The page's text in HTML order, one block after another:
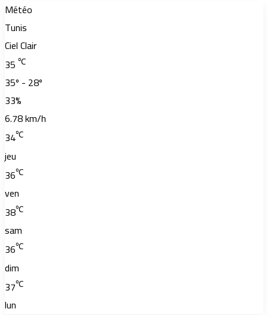
Météo
Tunis
Ciel Clair
35 ℃
35º - 28º
33%
6.78 km/h
34℃
jeu
36℃
ven
38℃
sam
36℃
dim
37℃
lun